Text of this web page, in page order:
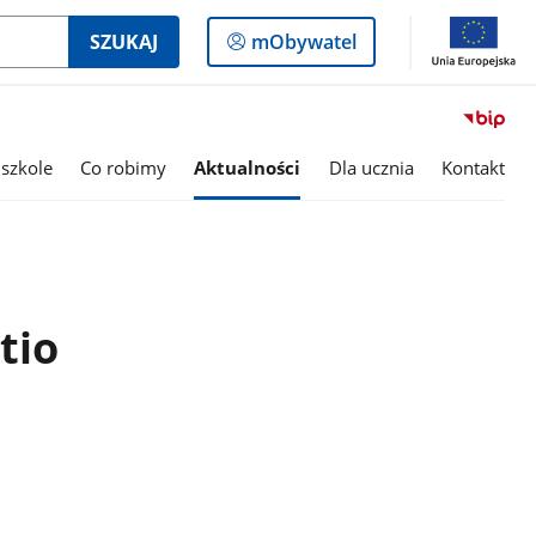
SZUKAJ
Logowanie
do
mObywatel
Co robimy Aktualności Dla ucznia Kontakt